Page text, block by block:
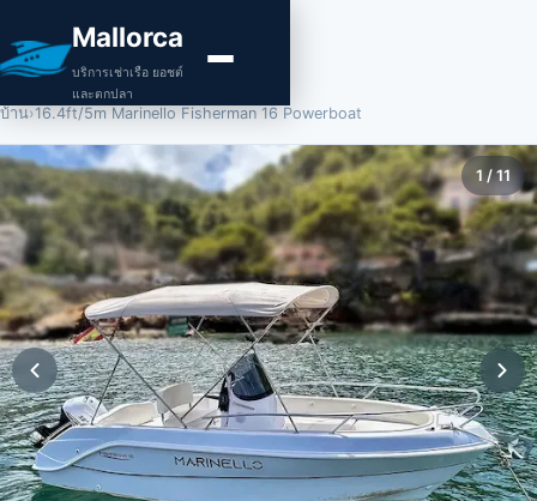
Mallorca
บริการเช่าเรือ ยอชต์
และตกปลา
บ้าน›16.4ft/5m Marinello Fisherman 16 Powerboat
1 /11